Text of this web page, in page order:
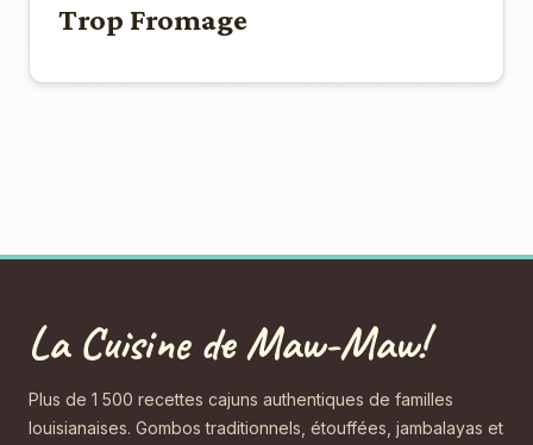
Trop Fromage
La Cuisine de Maw-Maw!
Plus de 1 500 recettes cajuns authentiques de familles
louisianaises. Gombos traditionnels, étouffées, jambalayas et